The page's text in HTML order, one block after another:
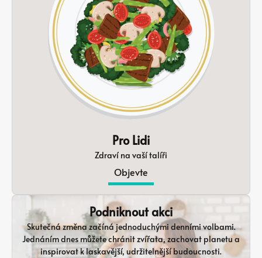
Pro Lidi
Zdraví na vaší talíři
Objevte
Podniknout akci
Skutečná změna začíná jednoduchými denními volbami.
Jednáním dnes můžete chránit zvířata, zachovat planetu a
inspirovat k laskavější, udržitelnější budoucnosti.